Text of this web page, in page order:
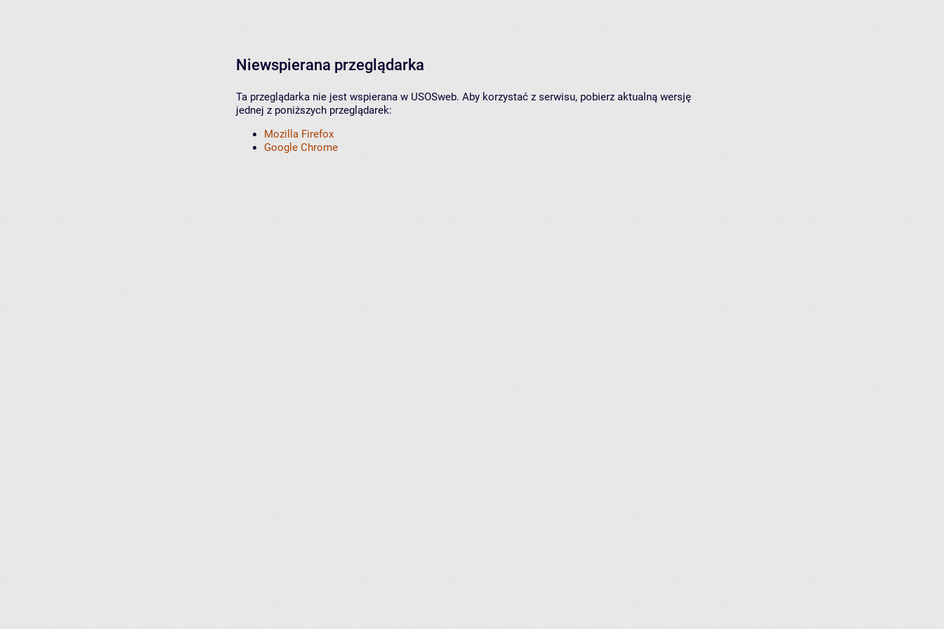
Niewspierana przeglądarka
Ta przeglądarka nie jest wspierana w USOSweb. Aby korzystać z serwisu, pobierz aktualną wersję
jednej z poniższych przeglądarek:
Mozilla Firefox
Google Chrome